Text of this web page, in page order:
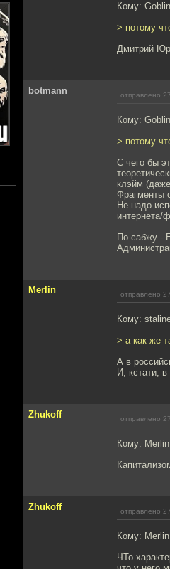
Кому:
> потому
Дмитрий
botmann отправлено
Кому:
> потому
С чего бы
клэйм
Фрагменты
Не надо
интернета/
По сабжу -
Merlin отправлено
Кому:
> а как же
А в
И, кстати,
Zhukoff отправлено
Кому:
Zhukoff отправлено
Кому:
ЧТо